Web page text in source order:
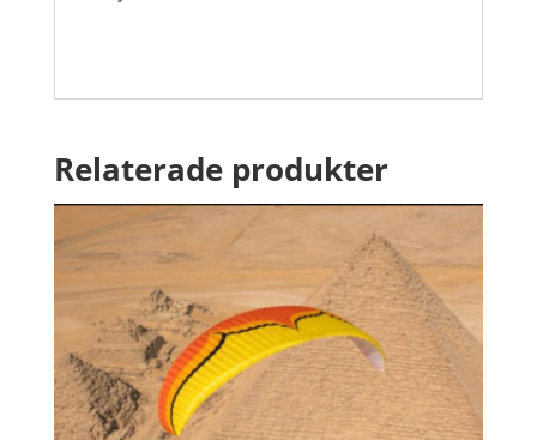
Relaterade produkter